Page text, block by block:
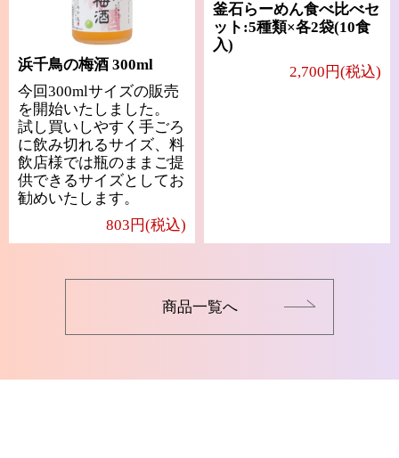
浜千鳥の梅酒 300ml
今回300mlサイズの販売
を開始いたしました。
試し買いしやすく手ごろ
に飲み切れるサイズ、料
飲店様では瓶のままご提
供できるサイズとしてお
勧めいたします。
803円(税込)
釜石らーめん食べ比べセ
ット:5種類×各2袋(10食
入)
2,700円(税込)
商品一覧へ